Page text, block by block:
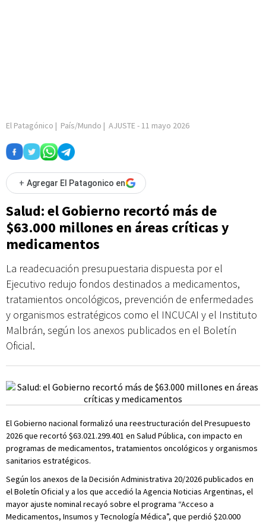
El Patagónico | País/Mundo | AJUSTE- 11 mayo 2026
+ Agregar El Patagonico en
Salud: el Gobierno recortó más de
$63.000 millones en áreas críticas y
medicamentos
La readecuación presupuestaria dispuesta por el
Ejecutivo redujo fondos destinados a medicamentos,
tratamientos oncológicos, prevención de enfermedades
y organismos estratégicos como el INCUCAI y el Instituto
Malbrán, según los anexos publicados en el Boletín
Oficial.
El Gobierno nacional formalizó una reestructuración del Presupuesto
2026 que recortó $63.021.299.401 en Salud Pública, con impacto en
programas de medicamentos, tratamientos oncológicos y organismos
sanitarios estratégicos.
Según los anexos de la Decisión Administrativa 20/2026 publicados en
el Boletín Oficial y a los que accedió la Agencia Noticias Argentinas, el
mayor ajuste nominal recayó sobre el programa “Acceso a
Medicamentos, Insumos y Tecnología Médica”, que perdió $20.000